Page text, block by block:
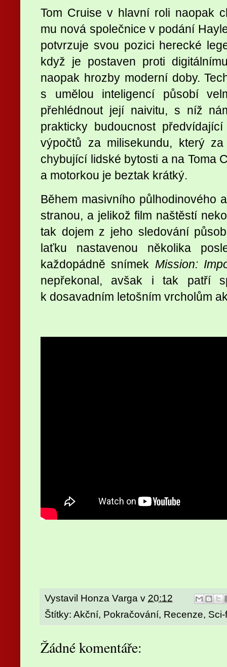
Tom Cruise v hlavní roli naopak
mu nová společnice v podání
potvrzuje svou pozici herecké
když je postaven proti
naopak hrozby moderní doby.
s umělou inteligencí působí
přehlédnout její naivitu, s níž
prakticky budoucnost
výpočtů za milisekundu, který
chybující lidské bytosti a na Toma
a motorkou je beztak krátký.
Během masivního půlhodinového
stranou, a jelikož film naštěstí
tak dojem z jeho sledování
laťku nastavenou několika
každopádně snímek Mission:
nepřekonal, avšak i tak patří
k dosavadním letošním vrcholům
Vystavil Honza Varga v 20:12
Štítky: Akční, Pokračování, Recenze, Sci-
Žádné komentáře: